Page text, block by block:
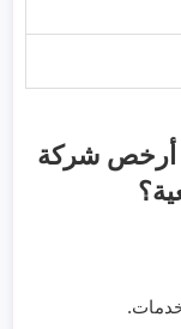
أرخص شركة